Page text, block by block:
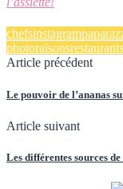
chefsinstagram
photoraisonsrestaurants
Article précédent
Le pouvoir de l’ananas
Article suivant
Les différentes sources